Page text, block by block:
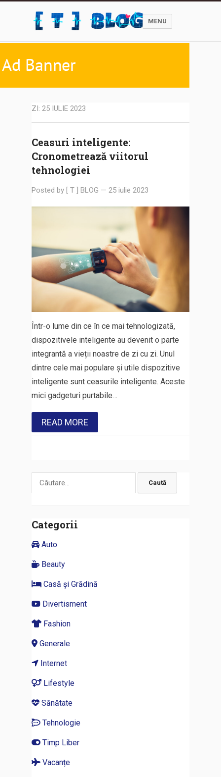
MENU
ZI: 25 IULIE 2023
Ceasuri inteligente:
Cronometrează viitorul
tehnologiei
Posted by [ T ] BLOG — 25 iulie 2023
Într-o lume din ce în ce mai tehnologizată,
dispozitivele inteligente au devenit o parte
integrantă a vieții noastre de zi cu zi. Unul
dintre cele mai populare și utile dispozitive
inteligente sunt ceasurile inteligente. Aceste
mici gadgeturi purtabile…
READ MORE
Caută
după:
Categorii
Auto
Beauty
Casă și Grădină
Divertisment
Fashion
Generale
Internet
Lifestyle
Sănătate
Tehnologie
Timp Liber
Vacanțe